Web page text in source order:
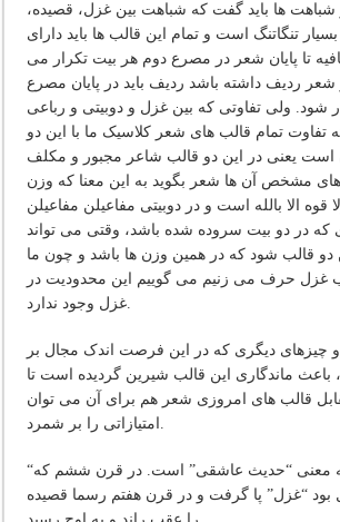
شباهت ها باید گفت که شباهت بین غزل، قصیده،
تنگاتنگ است و تمام این قالب ها باید دارای
تا پایان شعر در مصرع دوم هر بیت تکرار می
ردیف داشته باشد ردیف باید در پایان مصرع
شود. ولی تفاوتی که بین غزل و دوبیتی و رباعی
تفاوت تمام قالب های شعر کلاسیک ما با این دو
یعنی در این دو قالب شاعر مجبور و مکلف
مشخص آن ها شعر بگوید به این معنا که وزن
قوه الا بالله است و در دوبیتی مفاعیلن مفاعیلن
در دو بیت سروده شده باشد، وقتی می تواند
دو قالب شود که در همین وزن ها باشد و چون ما
غزل حرف می زنیم می گوییم این محدودیت در
غزل وجود ندارد.
چیزهای دیگری که در این فرصت اندک مجال بر
ماندگاری این قالب شیرین گردیده است تا
قالب های امروزی شعر هم برای آن می توان
امتیازاتی را بر شمرد.
“غزل” در لغت به معنی “حدیث عاشقی” است. در قرن ششم که
بود “غزل” پا گرفت و در قرن هفتم رسما قصیده